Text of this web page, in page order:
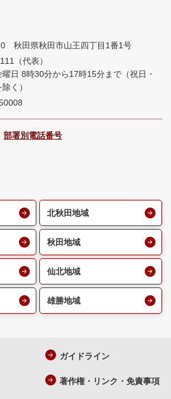
秋田県秋田市山王四丁目1番1号
（代表）
曜日 8時30分から17時15分まで （祝日・
く）
部署別電話番号
北秋田地域
秋田地域
仙北地域
雄勝地域
ガイドライン
著作権・リンク・免責事項